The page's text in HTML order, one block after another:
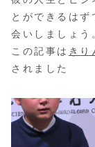
とができるは
会いしましょう
この記事は きり
されました